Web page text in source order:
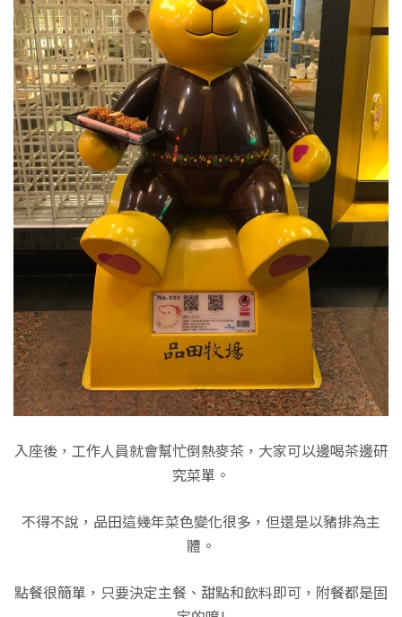
入座後，工作人員就會幫忙倒熱麥茶，大家可以邊喝茶邊研
究菜單。
不得不說，品田這幾年菜色變化很多，但還是以豬排為主
體。
點餐很簡單，只要決定主餐、甜點和飲料即可，附餐都是固